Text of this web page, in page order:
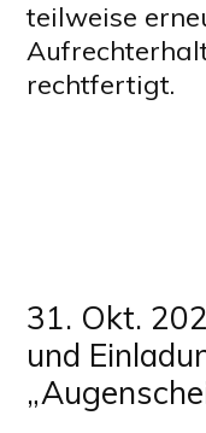
teilweise
rechtfertigt.
31. Okt.
und